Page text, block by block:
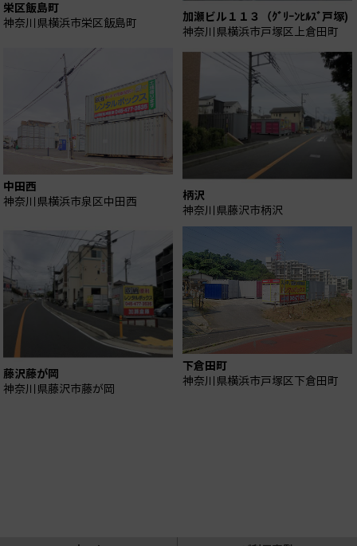
栄区飯島町
神奈川県横浜市栄区飯島町 加瀬ビル１１３（ｸﾞﾘｰﾝﾋﾙｽﾞ戸塚)
神奈川県横浜市戸塚区上倉田町
中田西
神奈川県横浜市泉区中田西 柄沢
神奈川県藤沢市柄沢
藤沢藤が岡
神奈川県藤沢市藤が岡
下倉田町
神奈川県横浜市戸塚区下倉田町